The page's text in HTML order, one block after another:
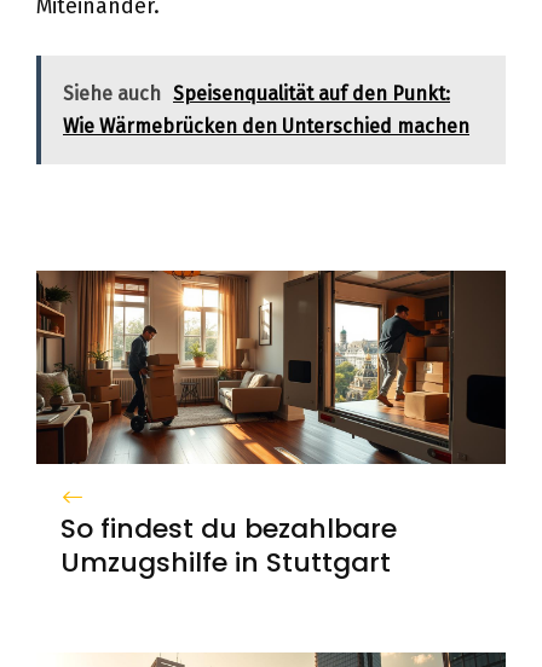
Miteinander.
Siehe auch Speisenqualität auf den Punkt:
Wie Wärmebrücken den Unterschied machen
So findest du bezahlbare
Umzugshilfe in Stuttgart